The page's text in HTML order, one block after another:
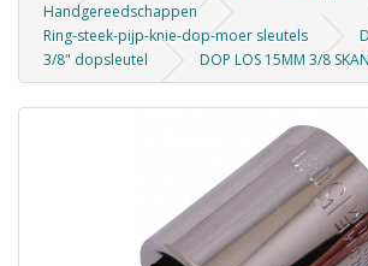
Handgereedschappen
Ring-steek-pijp-knie-dop-moer sleutels
3/8" dopsleutel
DOP LOS 15MM 3/8